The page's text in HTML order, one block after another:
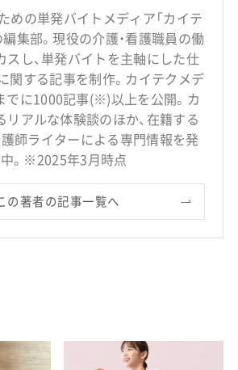
めの単発バイトメディア「カイテ
編集部。現役の介護・看護職員の働
スし、単発バイトを主軸にした仕
関する記事を制作。カイテクメデ
でに1000記事(※)以上を公開。カ
リアルな体験談のほか、在籍する
護師ライターによる専門情報を発
。※2025年3月時点
の著者の記事一覧へ